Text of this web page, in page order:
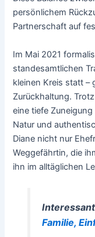
persönlichem
Partnerschaft auf
Im Mai 2021
standesamtlichen
kleinen Kreis statt –
Zurückhaltung.
eine tiefe
Natur und
Diane nicht nur
Weggefährtin, die
ihn im alltäglichen
Familie,